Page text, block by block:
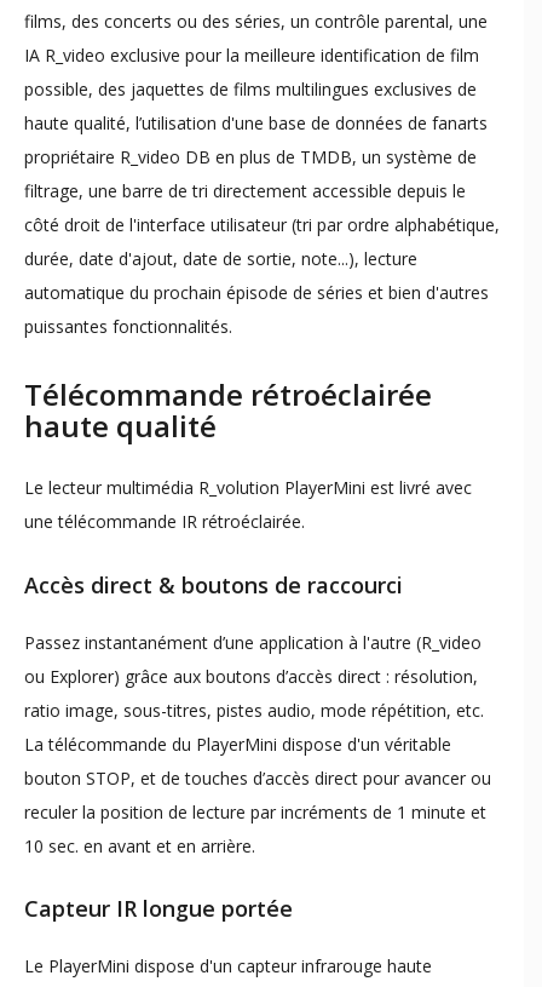
films, des concerts ou des séries, un contrôle parental, une
IA R_video exclusive pour la meilleure identification de film
possible, des jaquettes de films multilingues exclusives de
haute qualité, l’utilisation d'une base de données de fanarts
propriétaire R_video DB en plus de TMDB, un système de
filtrage, une barre de tri directement accessible depuis le
côté droit de l'interface utilisateur (tri par ordre alphabétique,
durée, date d'ajout, date de sortie, note...), lecture
automatique du prochain épisode de séries et bien d'autres
puissantes fonctionnalités.
Télécommande rétroéclairée
haute qualité
Le lecteur multimédia R_volution PlayerMini est livré avec
une télécommande IR rétroéclairée.
Accès direct & boutons de raccourci
Passez instantanément d’une application à l'autre (R_video
ou Explorer) grâce aux boutons d’accès direct : résolution,
ratio image, sous-titres, pistes audio, mode répétition, etc.
La télécommande du PlayerMini dispose d'un véritable
bouton STOP, et de touches d’accès direct pour avancer ou
reculer la position de lecture par incréments de 1 minute et
10 sec. en avant et en arrière.
Capteur IR longue portée
Le PlayerMini dispose d'un capteur infrarouge haute